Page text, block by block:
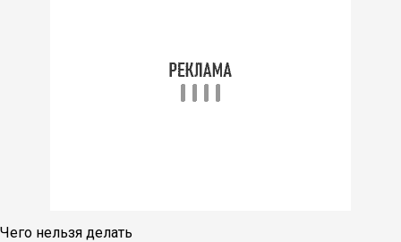
Чего нельзя делать